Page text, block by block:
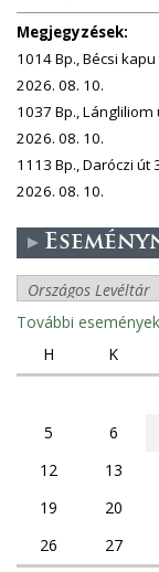
Megjegyzések:
1014 Bp., Bécsi kapu
2026. 08. 10.
1037 Bp., Lángliliom
2026. 08. 10.
1113 Bp., Daróczi út
2026. 08. 10.
További
H
K
5
6
12
13
19
20
26
27